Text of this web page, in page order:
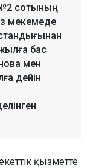
сотының
мекемеде
бас
мен
дейін
қызметте